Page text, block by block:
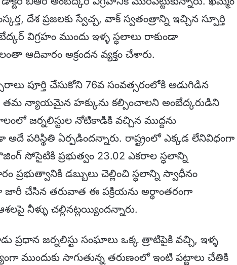
దేశ ప్రజలకు స్వేచ్చ, వాక్ స్వతంత్రాన్ని ఇచ్చిన స్పూర్తి
విగ్రహం ముందు ఇళ్ళ స్ధలాలు రాకుండా
ఆదివారం అక్రందన వ్యక్తం చేశారు.
పూర్తి చేసుకోని 76వ సంవత్సరంలోకి అడుగిడిన
తమ న్యాయమైన హక్కును కల్పించాలని అంబేద్కరుడిని
జర్నలిస్టుల నోటికాడికి వచ్చిన ముద్దను
పరిస్థితి ఏర్పడిందన్నారు. రాష్ట్రంలో ఎక్కడ లేనివిధంగా
సోసైటికి ప్రభుత్వం 23.02 ఎకరాల స్ధలాన్ని
డబ్బులు చెల్లించి స్ధలాన్ని స్వాధీనం
చేసిన తరువాత ఈ పక్రియను అర్ధాంతరంగా
నీళ్ళు చల్లినట్లయ్యిందన్నారు.
ప్రధాన జర్నలిస్టు సంఘాలు ఒక్క త్రాటిపైకి వచ్చి, ఇళ్ళ
ముందుకు సాగుతున్న తరుణంలో ఇంటి పట్టాలు చేతికి